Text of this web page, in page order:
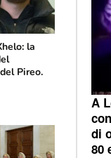
la
Pireo.
A
di
80